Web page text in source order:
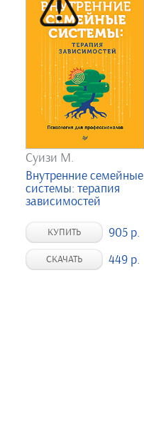
Суизи М.
Внутренние семейные
системы: терапия
зависимостей
КУПИТЬ 905 р.
СКАЧАТЬ 449 р.